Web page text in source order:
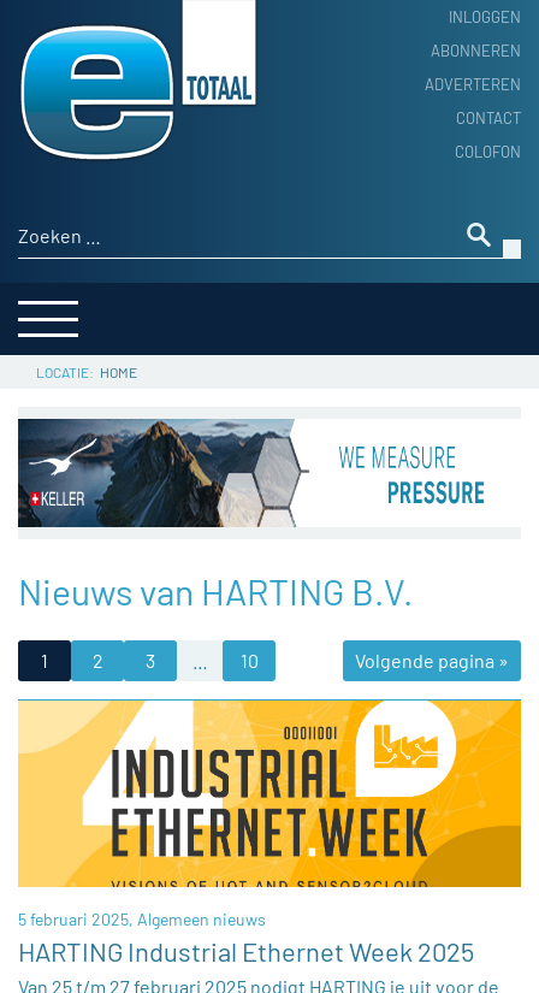
INLOGGEN
ABONNEREN
ADVERTEREN
CONTACT
COLOFON
Zoeken naar:
HOME
PRODUCTNIEUWS
ACHTERGROND
THEMA’S
SERVICE
HOME
Nieuws van HARTING B.V.
1 2 3 10 Volgende pagina »
5 februari 2025, Algemeen nieuws
HARTING Industrial Ethernet Week 2025
Van 25 t/m 27 februari 2025 nodigt HARTING je uit voor de